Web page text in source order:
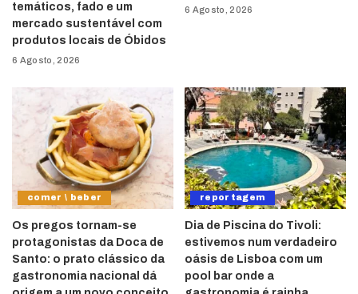
temáticos, fado e um
mercado sustentável com
produtos locais de Óbidos
6 Agosto, 2026
6 Agosto, 2026
comer \ beber
Os pregos tornam-se
protagonistas da Doca de
Santo: o prato clássico da
gastronomia nacional dá
reportagem
Dia de Piscina do Tivoli:
estivemos num verdadeiro
oásis de Lisboa com um
pool bar onde a